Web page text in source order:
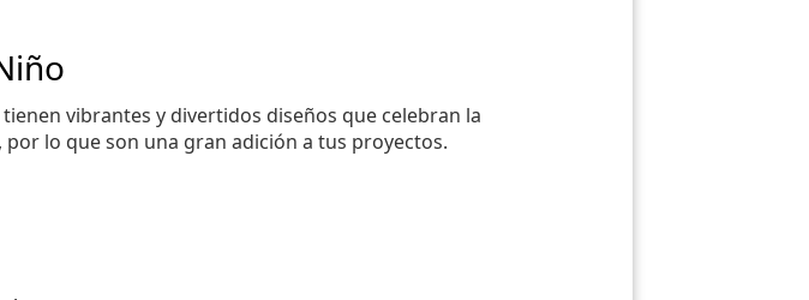
vibrantes y divertidos diseños que celebran la
por lo que son una gran adición a tus proyectos.